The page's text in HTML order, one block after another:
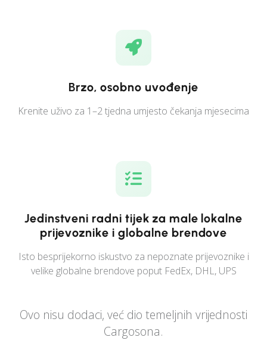
Brzo, osobno uvođenje
Krenite uživo za 1–2 tjedna umjesto čekanja mjesecima
Jedinstveni radni tijek za male lokalne
prijevoznike i globalne brendove
Isto besprijekorno iskustvo za nepoznate prijevoznike i
velike globalne brendove poput FedEx, DHL, UPS
Ovo nisu dodaci, već dio temeljnih vrijednosti
Cargosona.